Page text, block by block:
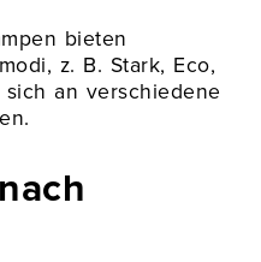
bieten
z. B. Stark, Eco,
an verschiedene